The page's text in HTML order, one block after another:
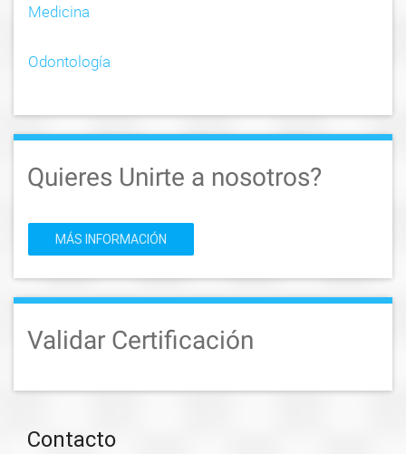
Medicina
Odontología
Quieres Unirte a nosotros?
MÁS INFORMACIÓN
Validar Certificación
Contacto